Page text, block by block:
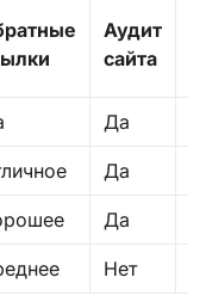
Аудит
сайта
Да
Да
Да
Нет